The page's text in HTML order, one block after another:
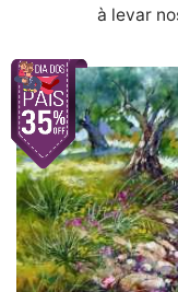
à levar